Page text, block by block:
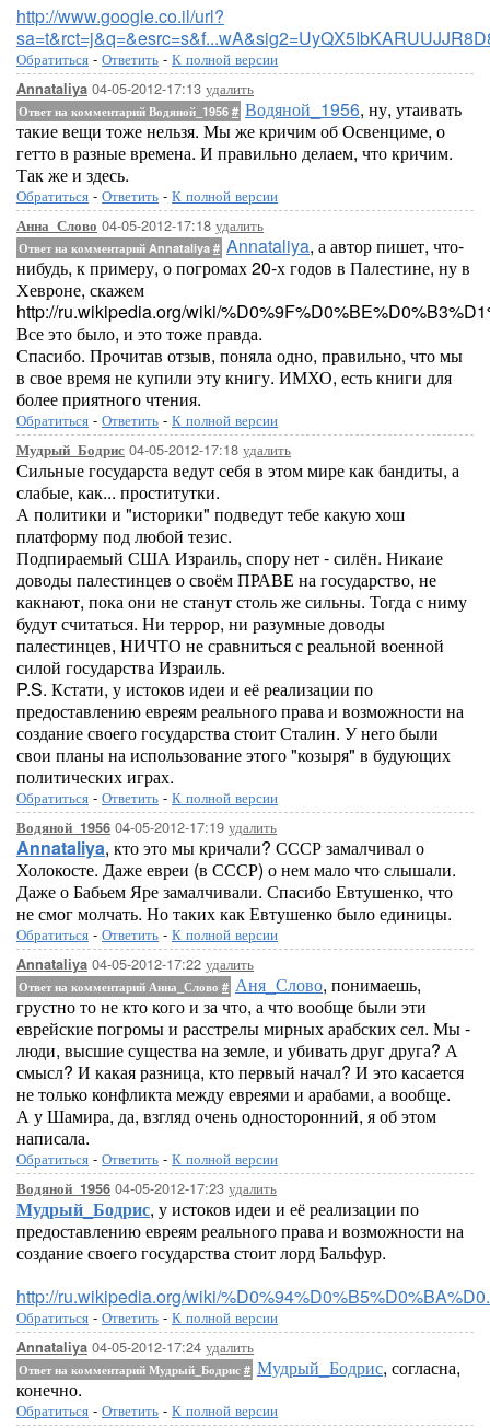
http://www.google.co.il/url?
Обратиться - Ответить - К полной версии
Annataliya 04-05-2012-17:13 удалить
Ответ на комментарий Водяной_1956 # Водяной_1956, ну, утаивать
такие вещи тоже нельзя. Мы же кричим об Освенциме, о
гетто в разные времена. И правильно делаем, что кричим.
Так же и здесь.
Обратиться - Ответить - К полной версии
Анна_Слово 04-05-2012-17:18 удалить
Ответ на комментарий Annataliya # Annataliya, а автор пишет, что-
нибудь, к примеру, о погромах 20-х годов в Палестине, ну в
Хевроне, скажем
http://ru.wikipedia.org/wiki/
Все это было, и это тоже правда.
Спасибо. Прочитав отзыв, поняла одно, правильно, что мы
в свое время не купили эту книгу. ИМХО, есть книги для
более приятного чтения.
Обратиться - Ответить - К полной версии
Мудрый_Бодрис 04-05-2012-17:18 удалить
Сильные государста ведут себя в этом мире как бандиты, а
слабые, как... проститутки.
А политики и "историки" подведут тебе какую хош
платформу под любой тезис.
Подпираемый США Израиль, спору нет - силён. Никаие
доводы палестинцев о своём ПРАВЕ на государство, не
какнают, пока они не станут столь же сильны. Тогда с ниму
будут считаться. Ни террор, ни разумные доводы
палестинцев, НИЧТО не сравниться с реальной военной
силой государства Израиль.
P.S. Кстати, у истоков идеи и её реализации по
предоставлению евреям реального права и возможности на
создание своего государства стоит Сталин. У него были
свои планы на использование этого "козыря" в будующих
политических играх.
Обратиться - Ответить - К полной версии
Водяной_1956 04-05-2012-17:19 удалить
Annataliya, кто это мы кричали? СССР замалчивал о
Холокосте. Даже евреи (в СССР) о нем мало что слышали.
Даже о Бабьем Яре замалчивали. Спасибо Евтушенко, что
не смог молчать. Но таких как Евтушенко было единицы.
Обратиться - Ответить - К полной версии
Annataliya 04-05-2012-17:22 удалить
Ответ на комментарий Анна_Слово # Аня_Слово, понимаешь,
грустно то не кто кого и за что, а что вообще были эти
еврейские погромы и расстрелы мирных арабских сел. Мы -
люди, высшие существа на земле, и убивать друг друга? А
смысл? И какая разница, кто первый начал? И это касается
не только конфликта между евреями и арабами, а вообще.
А у Шамира, да, взгляд очень односторонний, я об этом
написала.
Обратиться - Ответить - К полной версии
Водяной_1956 04-05-2012-17:23 удалить
Мудрый_Бодрис, у истоков идеи и её реализации по
предоставлению евреям реального права и возможности на
создание своего государства стоит лорд Бальфур.
http://ru.wikipedia.org/wiki/
Обратиться - Ответить - К полной версии
Annataliya 04-05-2012-17:24 удалить
Ответ на комментарий Мудрый_Бодрис # Мудрый_Бодрис, согласна,
конечно.
Обратиться - Ответить - К полной версии